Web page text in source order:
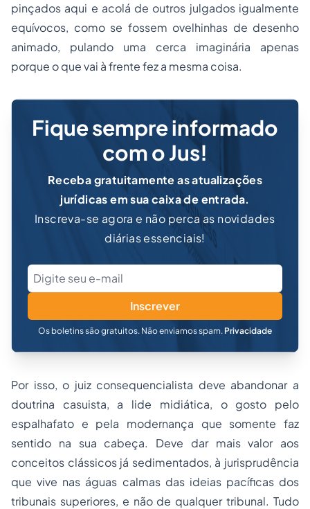
pinçados aqui e acolá de outros julgados igualmente
equívocos, como se fossem ovelhinhas de desenho
animado, pulando uma cerca imaginária apenas
porque o que vai à frente fez a mesma coisa.
Fique sempre informado
com o Jus!
Receba gratuitamente as atualizações
jurídicas em sua caixa de entrada.
Inscreva-se agora e não perca as novidades
diárias essenciais!
Inscrever
Os boletins são gratuitos. Não enviamos spam. Privacidade
Por isso, o juiz consequencialista deve abandonar a
doutrina casuista, a lide midiática, o gosto pelo
espalhafato e pela modernança que somente faz
sentido na sua cabeça. Deve dar mais valor aos
conceitos clássicos já sedimentados, à jurisprudência
que vive nas águas calmas das ideias pacíficas dos
tribunais superiores, e não de qualquer tribunal. Tudo